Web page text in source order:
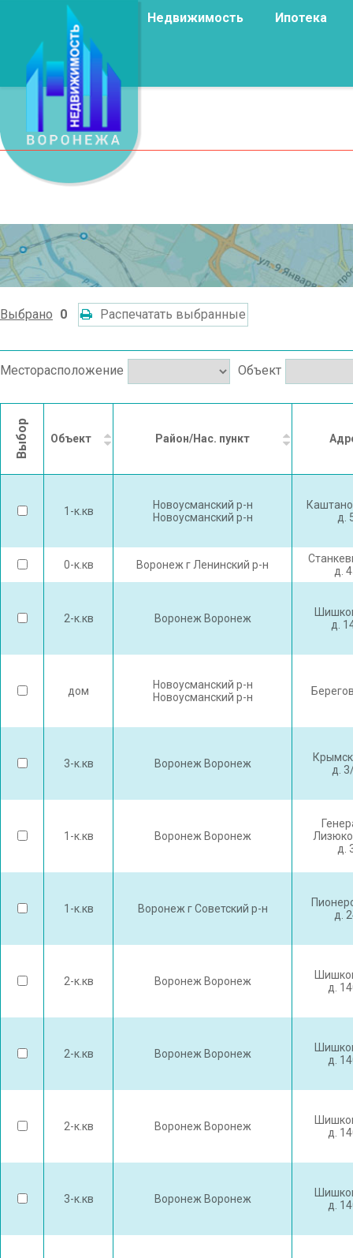
Недвижимость Ипотека
Выбрано 0 Распечатать выбранные
Месторасположение Объект
Выбор Объект Район/Нас. пункт
1-к.кв
Новоусманский р-н
Новоусманский р-н
д.
0-к.кв Воронеж г Ленинский р-н
д.
2-к.кв Воронеж Воронеж
д.
дом
Новоусманский р-н
Новоусманский р-н
3-к.кв Воронеж Воронеж
д.
1-к.кв Воронеж Воронеж
д.
1-к.кв Воронеж г Советский р-н
д.
2-к.кв Воронеж Воронеж
д.
2-к.кв Воронеж Воронеж
д.
2-к.кв Воронеж Воронеж
д.
3-к.кв Воронеж Воронеж
д.